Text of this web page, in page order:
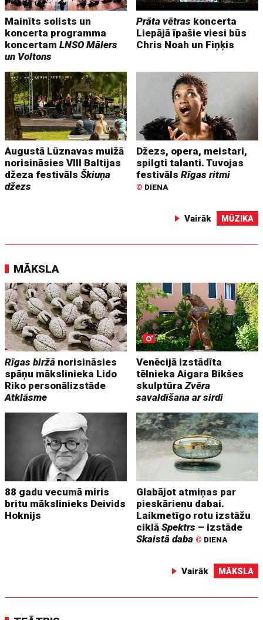
Mainīts solists un
koncerta programma
koncertamLNSO Mālers
un Voltons
Prāta vētras koncerta
Liepājā īpašie viesi būs
Chris Noah un Fiņķis
Augustā Lūznavas muižā
norisināsies VIII Baltijas
džeza festivālsŠkiuņa
džezs
Džezs, opera, meistari,
spilgti talanti. Tuvojas
festivālsRīgas ritmi
© DIENA
Vairāk MŪZIKA
MĀKSLA
Rīgas biržā norisināsies
spāņu mākslinieka Lido
Riko personālizstāde
Atklāsme
Venēcijā izstādīta
tēlnieka Aigara Bikšes
skulptūraZvēra
savaldīšana ar sirdi
88 gadu vecumā miris
britu mākslinieks Deivids
Hoknijs
Glabājot atmiņas par
pieskārienu dabai.
Laikmetīgo rotu izstāžu
ciklāSpektrs – izstāde
Skaistā daba © DIENA
Vairāk MĀKSLA